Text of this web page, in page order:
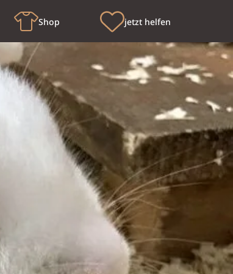
Shop jetzt helfen